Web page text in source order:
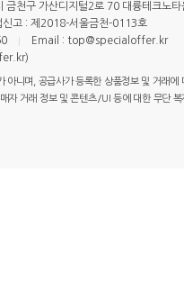
금천구 가산디지털2로 70 대륭테크노
신고 : 제2018-서울금천-0113호
Email : top@specialoffer.kr
아니며, 공급사가 등록한 상품정보 및 거래
자 거래 정보 및 콘텐츠/UI 등에 대한 무단